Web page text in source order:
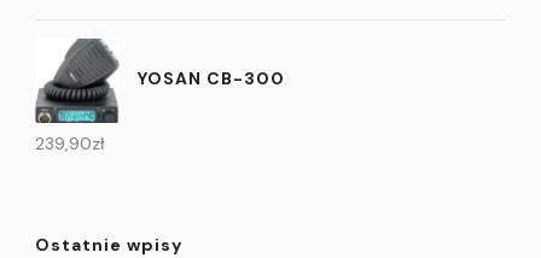
YOSAN CB-300
239,90zł
Ostatnie wpisy